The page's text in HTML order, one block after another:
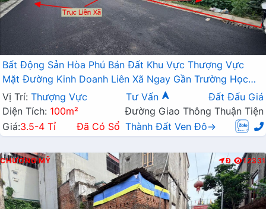
Bất Động Sản Hòa Phú Bán Đất Khu Vực Thượng Vực
Mặt Đường Kinh Doanh Liên Xã Ngay Gần Trường Học
Các Cấp Giá Chỉ Vài Tỷ
Vị Trí: Thượng Vực Tư Vấn
Đất Đấu Giá
Diện Tích: 100m²
Đường Giao Thông Thuận Tiện
Giá:3.5-4 Tỉ Đã Có Sổ Thành Đất Ven Đô→
CHƯƠNG MỸ Đ 12331